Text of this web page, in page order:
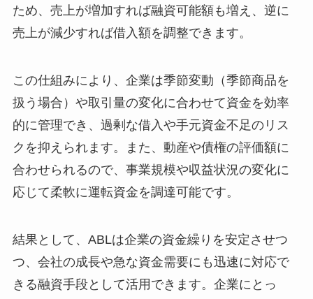
ため、売上が増加すれば融資可能額も増え、逆に
売上が減少すれば借入額を調整できます。
この仕組みにより、企業は季節変動（季節商品を
扱う場合）や取引量の変化に合わせて資金を効率
的に管理でき、過剰な借入や手元資金不足のリス
クを抑えられます。また、動産や債権の評価額に
合わせられるので、事業規模や収益状況の変化に
応じて柔軟に運転資金を調達可能です。
結果として、ABLは企業の資金繰りを安定させつ
つ、会社の成長や急な資金需要にも迅速に対応で
きる融資手段として活用できます。企業にとっ